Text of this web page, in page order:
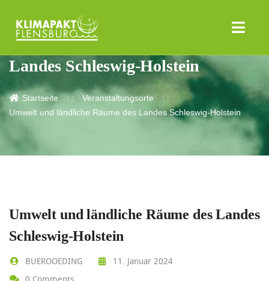
Umwelt und ländliche Räume des
Landes Schleswig-Holstein
Startseite
Veranstaltungsorte
Umwelt und ländliche Räume des Landes Schleswig-Holstein
Umwelt und ländliche Räume des Landes
Schleswig-Holstein
BUEROOEDING
11. Januar 2024